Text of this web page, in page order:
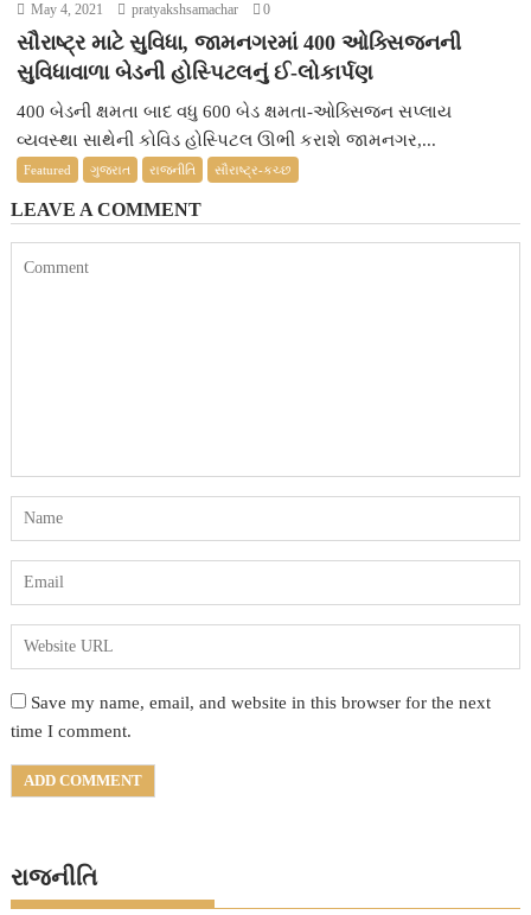
May 4, 2021 pratyakshsamachar 0
સૌરાષ્ટ્ર માટે સુવિધા, જામનગરમાં 400 ઓક્સિજનની
સુવિધાવાળા બેડની હોસ્પિટલનું ઈ-લોકાર્પણ
400 બેડની ક્ષમતા બાદ વધુ 600 બેડ ક્ષમતા-ઓક્સિજન સપ્લાય
વ્યવસ્થા સાથેની કોવિડ હોસ્પિટલ ઊભી કરાશે જામનગર,...
Featured ગુજરાત રાજનીતિ સૌરાષ્ટ્ર-કચ્છ
LEAVE A COMMENT
Save my name, email, and website in this browser for the next
time I comment.
રાજનીતિ